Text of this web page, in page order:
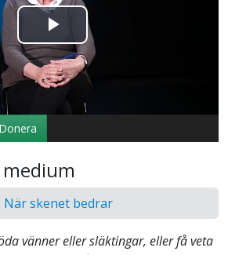
Spela
upp
video
Donera
När skenet bedrar
vänner eller släktingar, eller få veta